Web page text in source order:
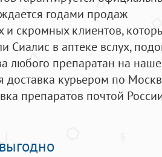
годами продаж
и скромных клиентов,
Сиалис в аптеке вслух,
любого препаратан на
доставка курьером по
препаратов почтой